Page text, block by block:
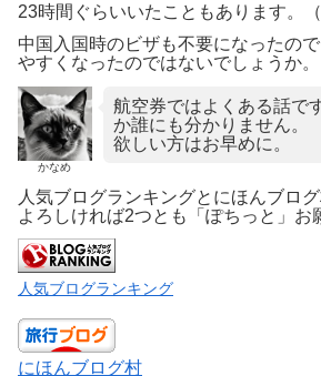
23時間ぐらいいたこともあります。（
中国入国時のビザも不要になったの
やすくなったのではないでしょうか。
かなめ
航空券ではよくある話で
か誰にも分かりません。
欲しい方はお早めに。
人気ブログランキングとにほんブロ
よろしければ2つとも「ぽちっと」
人気ブログランキング
にほんブログ村